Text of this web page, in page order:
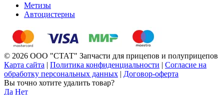
Метизы
Автоцистерны
© 2026 ООО "СТАТ" Запчасти для прицепов и полуприцепов
Карта сайта | Политика конфиденциальности | Согласие на
обработку персональных данных | Договор-оферта
Вы точно хотите удалить товар?
Да Нет